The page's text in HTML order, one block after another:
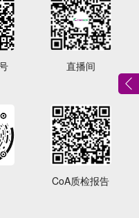
直播间
CoA质检报告